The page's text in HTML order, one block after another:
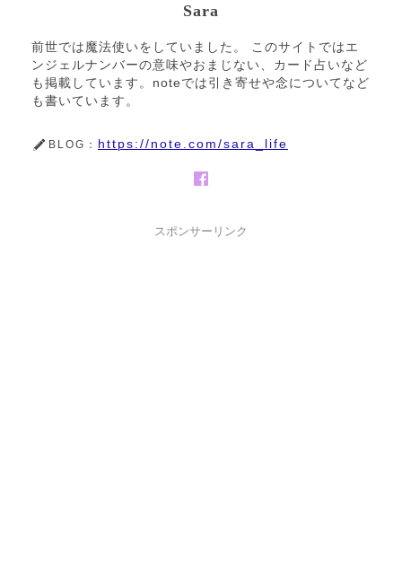
Sara
前世では魔法使いをしていました。 このサイトではエ
ンジェルナンバーの意味やおまじない、カード占いなど
も掲載しています。noteでは引き寄せや念についてなど
も書いています。
BLOG： https://note.com/sara_life
スポンサーリンク